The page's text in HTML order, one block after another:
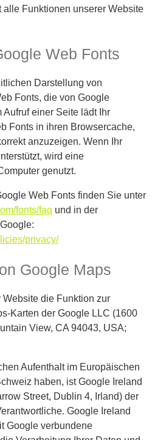
Funktionen unserer Website
Web Fonts
Darstellung von
Fonts, die von Google
einer Seite lädt Ihr
Fonts in ihren Browsercache,
anzuzeigen. Wenn Ihr
wird eine
genutzt.
Web Fonts finden Sie unter
fonts/faq und in der
privacy/
Google Maps
die Funktion zur
Karten der Google LLC (1600
View, CA 94043, USA;
Aufenthalt im Europäischen
haben, ist Google Ireland
Street, Dublin 4, Irland) der
Google Ireland
Google verbundene